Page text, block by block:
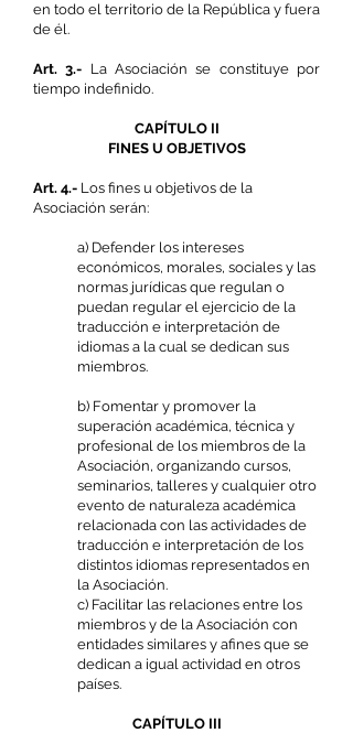
en todo el territorio de la República y fuera
de él.
Art. 3.- La Asociación se constituye por
tiempo indefinido.
CAPÍTULO II
FINES U OBJETIVOS
Art. 4.- Los fines u objetivos de la
Asociación serán:
a) Defender los intereses
económicos, morales, sociales y las
normas jurídicas que regulan o
puedan regular el ejercicio de la
traducción e interpretación de
idiomas a la cual se dedican sus
miembros.
b) Fomentar y promover la
superación académica, técnica y
profesional de los miembros de la
Asociación, organizando cursos,
seminarios, talleres y cualquier otro
evento de naturaleza académica
relacionada con las actividades de
traducción e interpretación de los
distintos idiomas representados en
la Asociación.
c) Facilitar las relaciones entre los
miembros y de la Asociación con
entidades similares y afines que se
dedican a igual actividad en otros
países.
CAPÍTULO III